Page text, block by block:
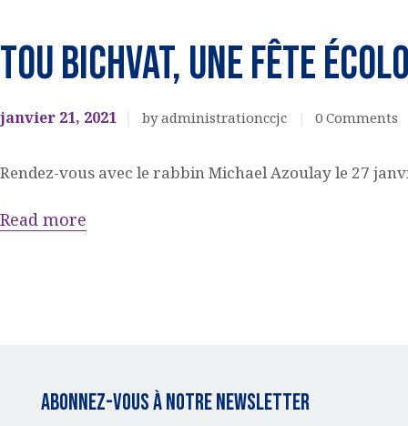
LOCATION DE
SALLE
CONTACT
ADHÉSION
Tou Bichvat, une fête
janvier 21, 2021 by administrationccjc 0 Comments
Rendez-vous avec le rabbin Michael Azoulay le 27
Read more
Abonnez-vous à notre Newsletter